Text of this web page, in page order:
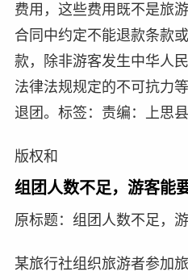
费用，这些费用既不是旅
合同中约定不能退款条款
款，除非游客发生中华人
法律法规规定的不可抗力
退团。标签：责编：上思
版权和
组团人数不足，游客能
原标题：组团人数不足，
某旅行社组织旅游者参加